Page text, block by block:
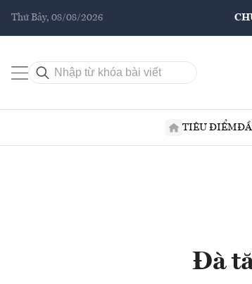
Thứ Bảy, 08/08/2026
TIÊU ĐIỂM
Đà